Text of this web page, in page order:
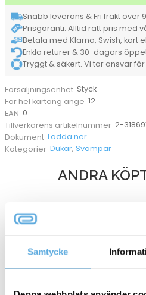
Samtycke
3cm
mängd
Snabb leverans & Fri frakt över
Prisgaranti. Alltid rätt pris med
Betala med Klarna, Swish, kort
Enkla returer & 30-dagars
Tryggt & säkert. Vi tar ansvar
Försäljningsenhet Styck
För hel kartong ange 12
EAN 0
Tillverkarens artikelnummer 2-
Dokument Ladda ner
Kategorier Dukar,Svampar
ANDRA